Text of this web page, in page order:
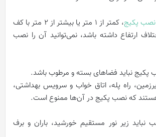
نصب پکیج
، کمتر از 1 متر یا بیشتر از 2 متر با کف
ارتفاع داشته باشد، نمی‌توانید آن را نصب
نباید فضاهای بسته و مرطوب باشد.
راه پله، اتاق خواب و سرویس بهداشتی،
که نصب پکیج در آن‌ها ممنوع است.
زیر نور مستقیم خورشید، باران و برف